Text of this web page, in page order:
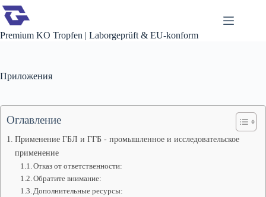
Перейти
сути
Premium KO Tropfen | Laborgeprüft & EU-konform
Приложения
Оглавление
Применение ГБЛ и ГГБ - промышленное и исследовательское
применение
Отказ от ответственности:
Обратите внимание:
Дополнительные ресурсы: